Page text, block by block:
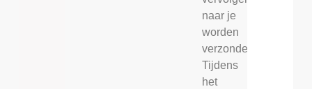
naar je
worden
verzonden.
Tijdens
het